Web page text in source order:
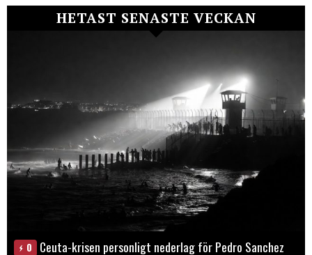
HETAST SENASTE VECKAN
0 Ceuta-krisen personligt nederlag för Pedro Sanchez